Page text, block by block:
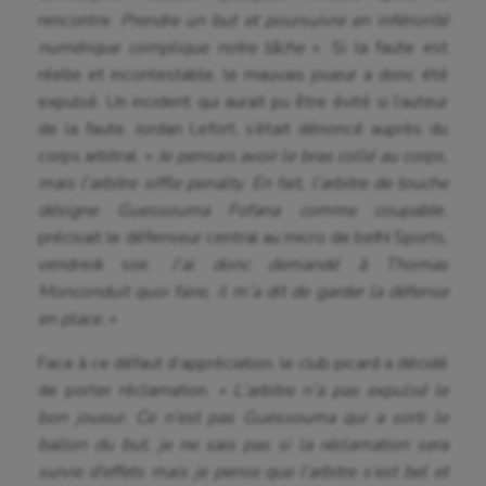
rencontre.
Prendre un but et poursuivre en infériorité
numérique complique notre tâche ». Si la faute est
réelle et incontestable, le mauvais joueur a donc été
expulsé. Un incident qui aurait pu être évité si l’auteur
de la faute, Jordan Lefort, s’était dénoncé auprès du
corps arbitral. «
Je pensais avoir le bras collé au corps,
mais l’arbitre siffle penalty. En fait, l’arbitre de touche
désigne Guessouma Fofana comme coupable,
précisait le défenseur central au micro de beIN Sports,
vendredi soir.
J’ai donc demandé à Thomas
Monconduit quoi faire, il m’a dit de garder la défense
en place.
Face à ce défaut d’appréciation, le club picard a décidé
de porter réclamation.
« L’arbitre n’a pas expulsé le
bon joueur. Ce n’est pas Guessouma qui a sorti le
ballon du but, je ne sais pas si la réclamation sera
suivie d’effets mais je pense que l’arbitre s’est bel et